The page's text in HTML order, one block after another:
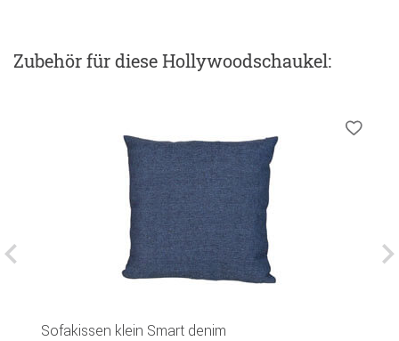
Zubehörfür diese Hollywoodschaukel:
Sofakissen klein Smart denim